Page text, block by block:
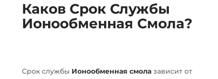
Каков Срок Службы
Ионообменная Смола?
Срок службы Ионообменная смола зависит от